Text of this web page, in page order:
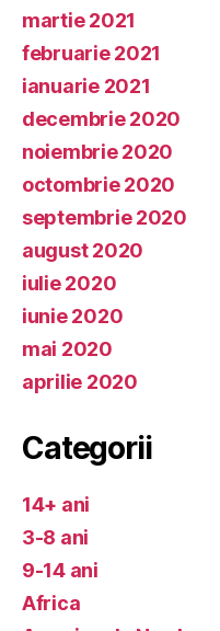
martie 2021
februarie 2021
ianuarie 2021
decembrie 2020
noiembrie 2020
octombrie 2020
septembrie 2020
august 2020
iulie 2020
iunie 2020
mai 2020
aprilie 2020
Categorii
14+ ani
3-8 ani
9-14 ani
Africa